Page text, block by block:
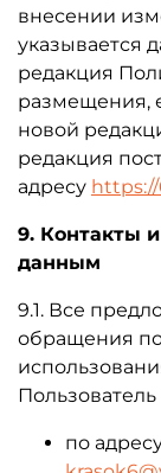
внесении
указывается
редакция
размещения,
новой
редакция
адресу https://
9. Контакты
данным
9.1. Все
обращения
по